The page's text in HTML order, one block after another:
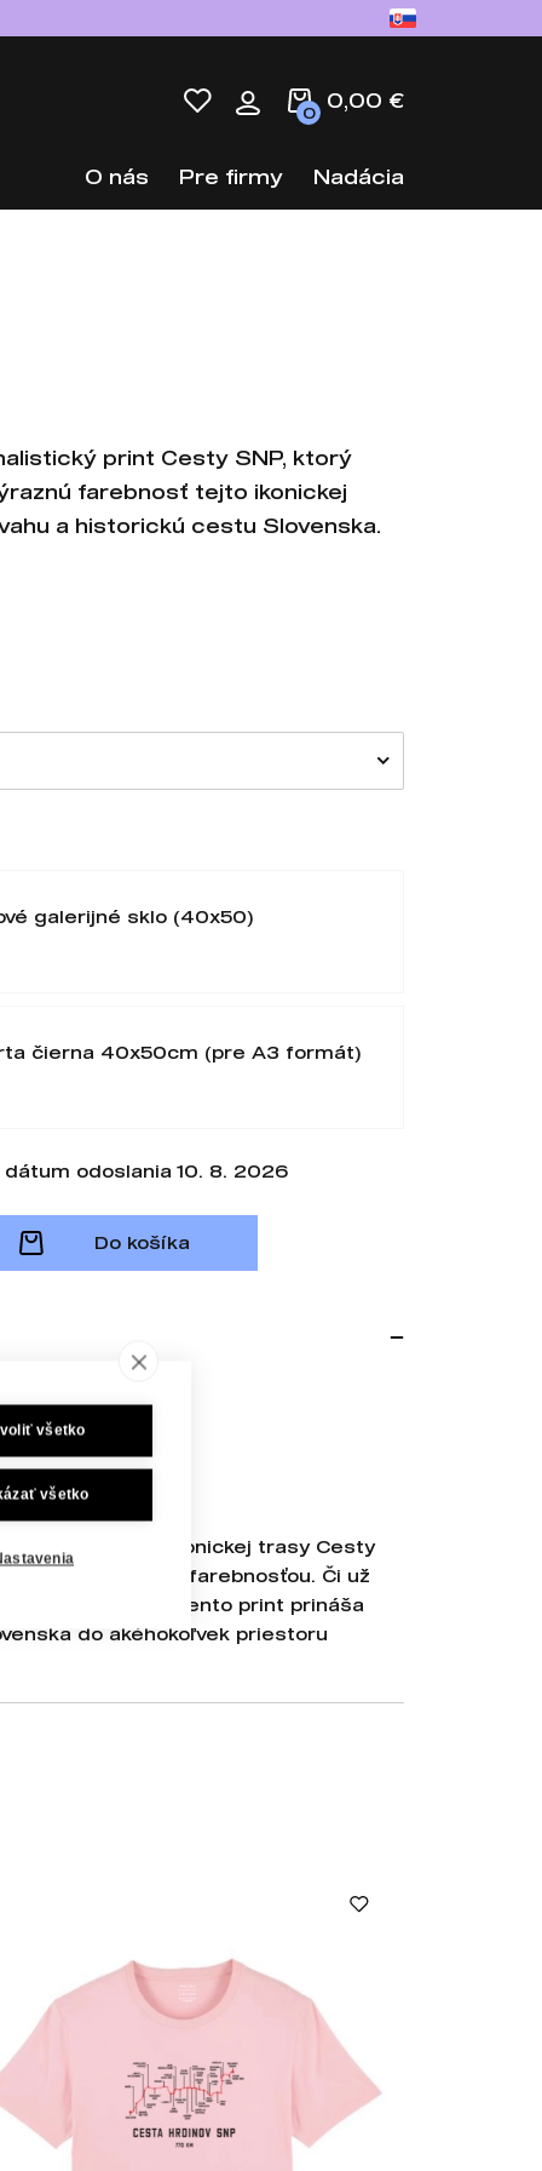
0
0,00 €
O nás Pre firmy Nadácia
print Cesty SNP, ktorý
farebnosť tejto ikonickej
a historickú cestu Slovenska.
galerijné sklo (40x50)
čierna 40x50cm (pre A3 formát)
odoslania 10. 8. 2026
Do košíka
Rough 170g
líniu ikonickej trasy Cesty
a výraznou farebnosťou. Či už
ako darček, tento print prináša
do akéhokoľvek priestoru
všetko
všetko